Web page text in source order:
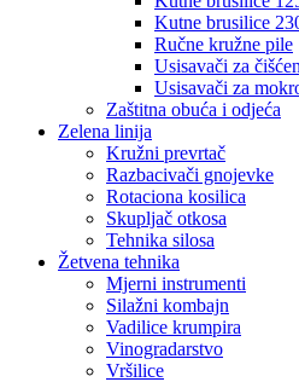
Kutne brusilice
Ručne kružne pile
Usisavači za
Usisavači za
Zaštitna obuća i odjeća
Zelena linija
Kružni prevrtač
Razbacivači gnojevke
Rotaciona kosilica
Skupljač otkosa
Tehnika silosa
Žetvena tehnika
Mjerni instrumenti
Silažni kombajn
Vadilice krumpira
Vinogradarstvo
Vršilice